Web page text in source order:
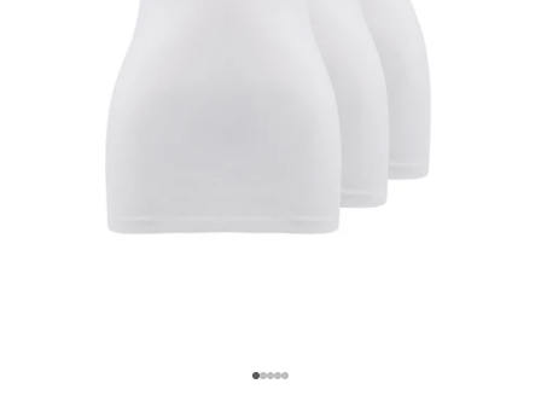
1 ögesine git
2 ögesine git
3 ögesine git
4 ögesine git
5 ögesine git